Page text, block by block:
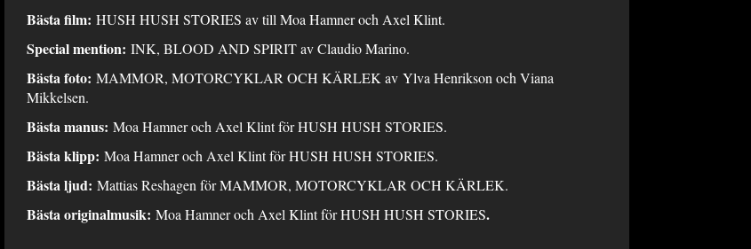
Bästa film: HUSH HUSH STORIES av till Moa Hamner och Axel Klint.
Special mention: INK, BLOOD AND SPIRIT av Claudio Marino.
Bästa foto: MAMMOR, MOTORCYKLAR OCH KÄRLEK av Ylva Henrikson och Viana
Mikkelsen.
Bästa manus: Moa Hamner och Axel Klint för HUSH HUSH STORIES.
Bästa klipp: Moa Hamner och Axel Klint för HUSH HUSH STORIES.
Bästa ljud: Mattias Reshagen för MAMMOR, MOTORCYKLAR OCH KÄRLEK.
Bästa originalmusik: Moa Hamner och Axel Klint för HUSH HUSH STORIES.